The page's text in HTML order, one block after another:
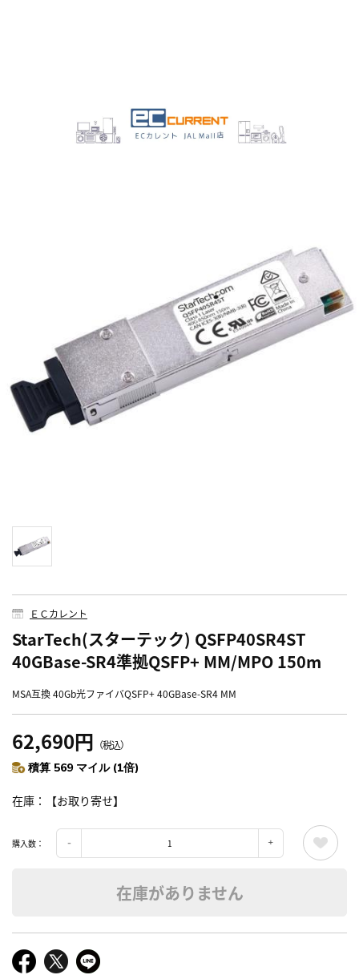
ＥＣカレント
StarTech(スターテック) QSFP40SR4ST
40GBase-SR4準拠QSFP+ MM/MPO 150m
MSA互換 40Gb光ファイバQSFP+ 40GBase-SR4 MM
62,690円 （税込）
積算 569 マイル (1倍)
在庫 【お取り寄せ】
購入数：
在庫がありません